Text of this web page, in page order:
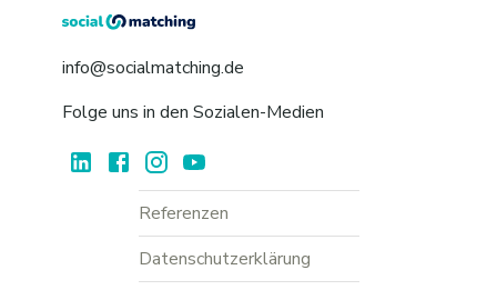
info@socialmatching.de
Folge uns in den Sozialen-Medien
Referenzen
Datenschutzerklärung